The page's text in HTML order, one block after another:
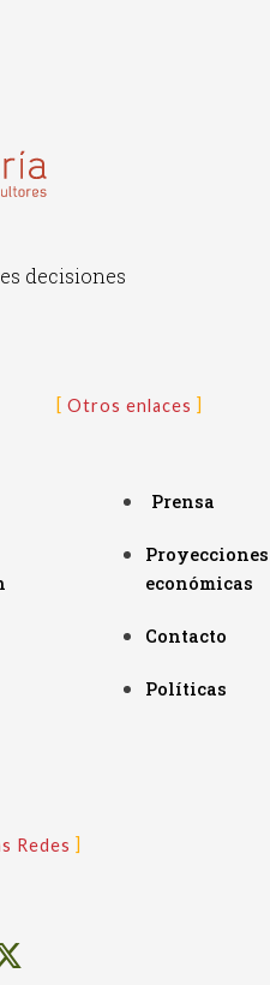
decisiones
Otros enlaces
Prensa
Proyecciones
económicas
Contacto
Políticas
Redes